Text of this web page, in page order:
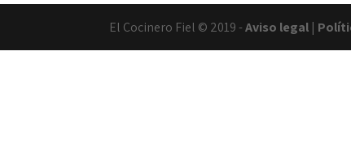
El Cocinero Fiel © 2019 -Aviso legal |